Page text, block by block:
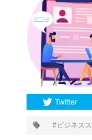
ビジネス